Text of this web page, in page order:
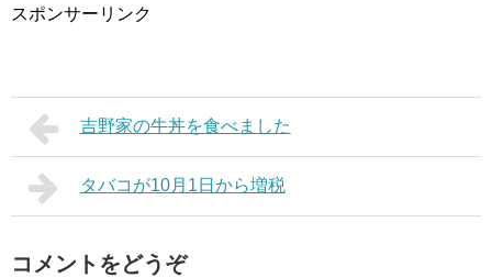
スポンサーリンク
吉野家の牛丼を食べました
タバコが10月1日から増税
コメントをどうぞ